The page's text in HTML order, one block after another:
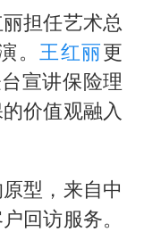
担任艺术总
。王红丽更
宣讲保险理
价值观融入
型，来自中
回访服务。